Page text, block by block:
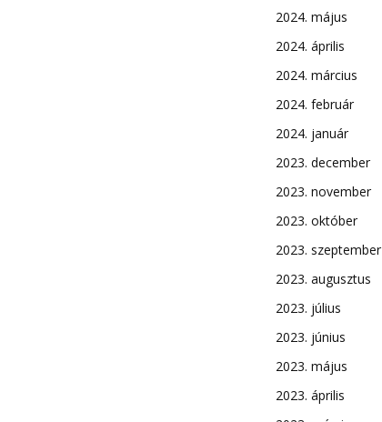
2024. május
2024. április
2024. március
2024. február
2024. január
2023. december
2023. november
2023. október
2023. szeptember
2023. augusztus
2023. július
2023. június
2023. május
2023. április